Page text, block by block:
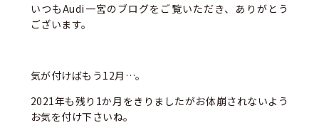
いつもAudi一宮のブログをご覧いただき、ありがとう
ございます。
気が付けばもう12月…。
2021年も残り1か月をきりましたがお体崩されないよう
お気を付け下さいね。